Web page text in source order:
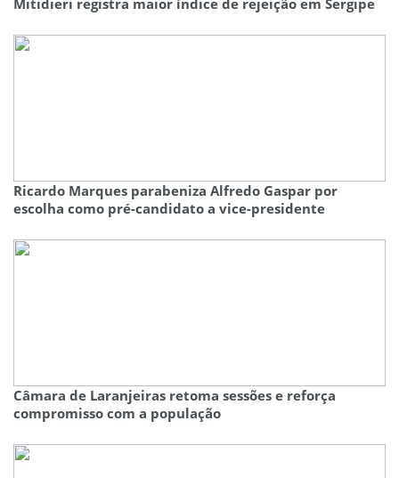
Ricardo Marques parabeniza Alfredo Gaspar por
escolha como pré-candidato a vice-presidente
Câmara de Laranjeiras retoma sessões e reforça
compromisso com a população